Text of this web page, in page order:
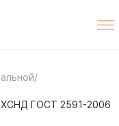
/
ГОСТ 2591-2006